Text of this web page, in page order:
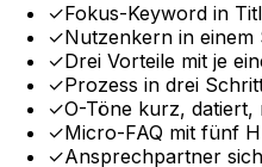
✓Fokus-Keyword in
✓Nutzenkern in einem
✓Drei Vorteile mit je
✓Prozess in drei
✓O-Töne kurz, datiert,
✓Micro-FAQ mit fünf
✓Ansprechpartner